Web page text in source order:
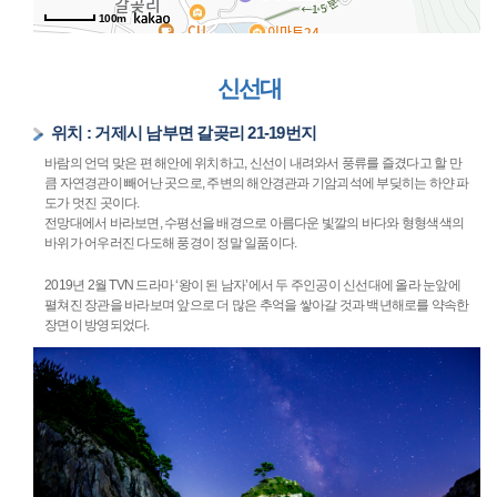
100m
신선대
위치 : 거제시 남부면 갈곶리 21-19번지
바람의 언덕 맞은 편 해안에 위치하고, 신선이 내려와서 풍류를 즐겼다고 할 만
큼 자연경관이 빼어난 곳으로, 주변의 해안경관과 기암괴석에 부딪히는 하얀 파
도가 멋진 곳이다.
전망대에서 바라보면, 수평선을 배경으로 아름다운 빛깔의 바다와 형형색색의
바위가 어우러진 다도해 풍경이 정말 일품이다.
2019년 2월 TVN 드라마 ‘왕이 된 남자’에서 두 주인공이 신선대에 올라 눈앞에
펼쳐진 장관을 바라보며 앞으로 더 많은 추억을 쌓아갈 것과 백년해로를 약속한
장면이 방영되었다.